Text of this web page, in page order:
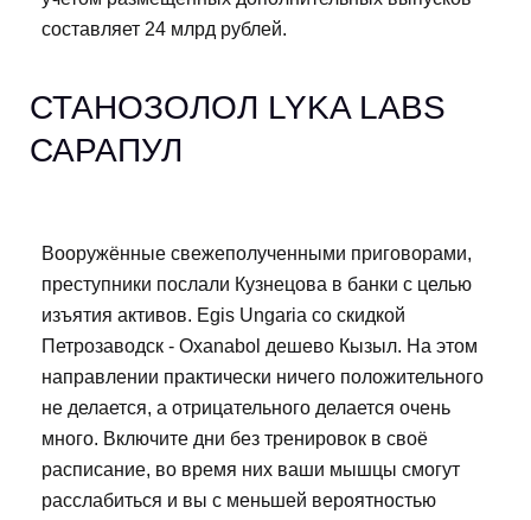
составляет 24 млрд рублей.
СТАНОЗОЛОЛ LYKA LABS
САРАПУЛ
Вооружённые свежеполученными приговорами,
преступники послали Кузнецова в банки с целью
изъятия активов. Egis Ungaria со скидкой
Петрозаводск - Oxanabol дешево Кызыл. На этом
направлении практически ничего положительного
не делается, а отрицательного делается очень
много. Включите дни без тренировок в своё
расписание, во время них ваши мышцы смогут
расслабиться и вы с меньшей вероятностью